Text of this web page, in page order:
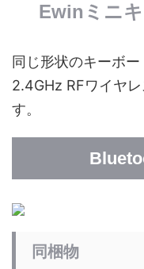
Ewinミニ
同じ形状のキーボ
2.4GHz RFワイヤ
す。
同梱物